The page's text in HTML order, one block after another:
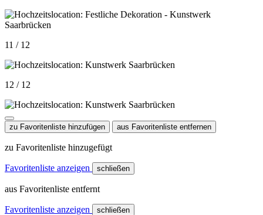
11 / 12
12 / 12
zu Favoritenliste hinzufügen aus Favoritenliste entfernen
zu Favoritenliste hinzugefügt
Favoritenliste anzeigen schließen
aus Favoritenliste entfernt
Favoritenliste anzeigen schließen